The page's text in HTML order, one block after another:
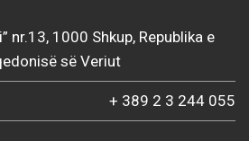
nr.13, 1000 Shkup, Republika e
së Veriut
+ 389 2 3 244 055